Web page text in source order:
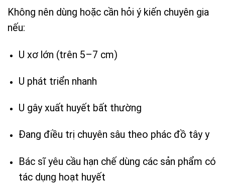
Không nên dùng hoặc cần hỏi ý kiến chuyên gia
nếu:
U xơ lớn (trên 5–7 cm)
U phát triển nhanh
U gây xuất huyết bất thường
Đang điều trị chuyên sâu theo phác đồ tây y
Bác sĩ yêu cầu hạn chế dùng các sản phẩm có
tác dụng hoạt huyết